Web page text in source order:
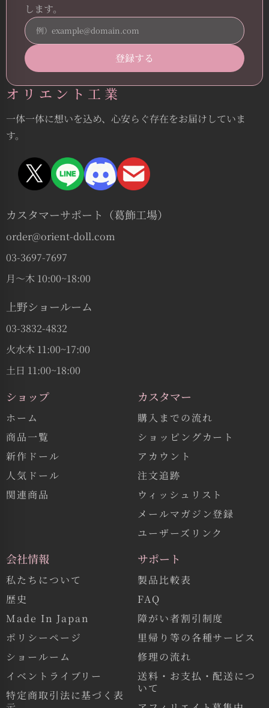
します。
オリエント工業
一体一体に想いを込め、心安らぐ存在をお届けしていま
す。
カスタマーサポート（葛飾工場）
order@orient-doll.com
03-3697-7697
月〜木 10:00~18:00
上野ショールーム
03-3832-4832
火水木 11:00~17:00
土日 11:00~18:00
ショップ
ホーム
商品一覧
新作ドール
人気ドール
関連商品
カスタマー
購入までの流れ
ショッピングカート
アカウント
注文追跡
ウィッシュリスト
メールマガジン登録
ユーザーズリンク
会社情報
私たちについて
歴史
Made In Japan
ポリシーページ
ショールーム
イベントライブリー
特定商取引法に基づく表
サポート
製品比較表
FAQ
障がい者割引制度
里帰り等の各種サービス
修理の流れ
送料・お支払・配送につ
いて